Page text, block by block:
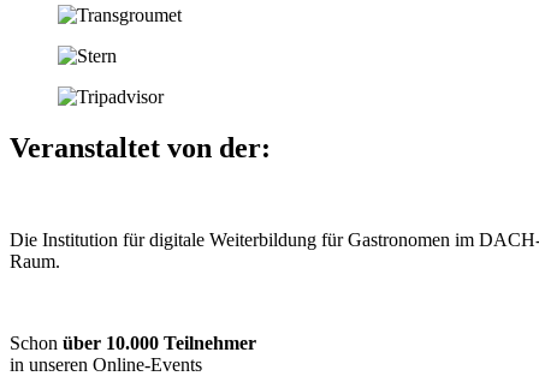
Veranstaltet von der:
Die Institution für digitale Weiterbildung für Gastronomen im
Raum.
Schon über 10.000 Teilnehmer
in unseren Online-Events